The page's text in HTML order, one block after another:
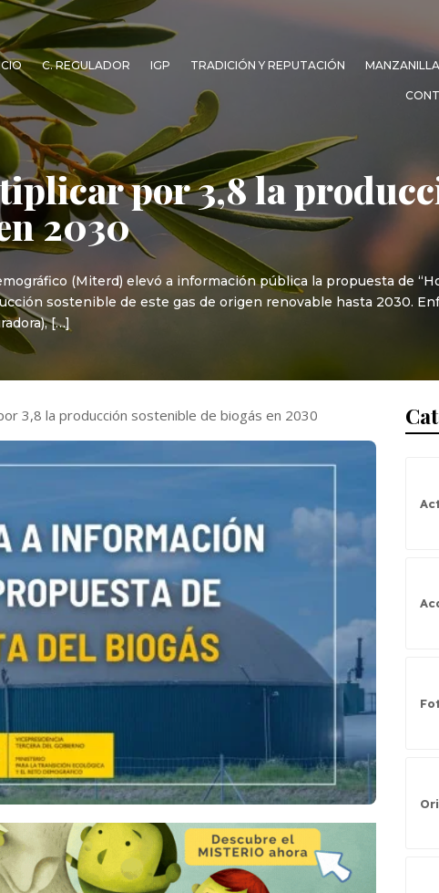
C. REGULADOR IGP TRADICIÓN Y REPUTACIÓN MANZANILLA
por 3,8 la
2030
(Miterd) elevó a información pública la propuesta de
sostenible de este gas de origen renovable hasta 2030.
[…]
3,8 la producción sostenible de biogás en 2030